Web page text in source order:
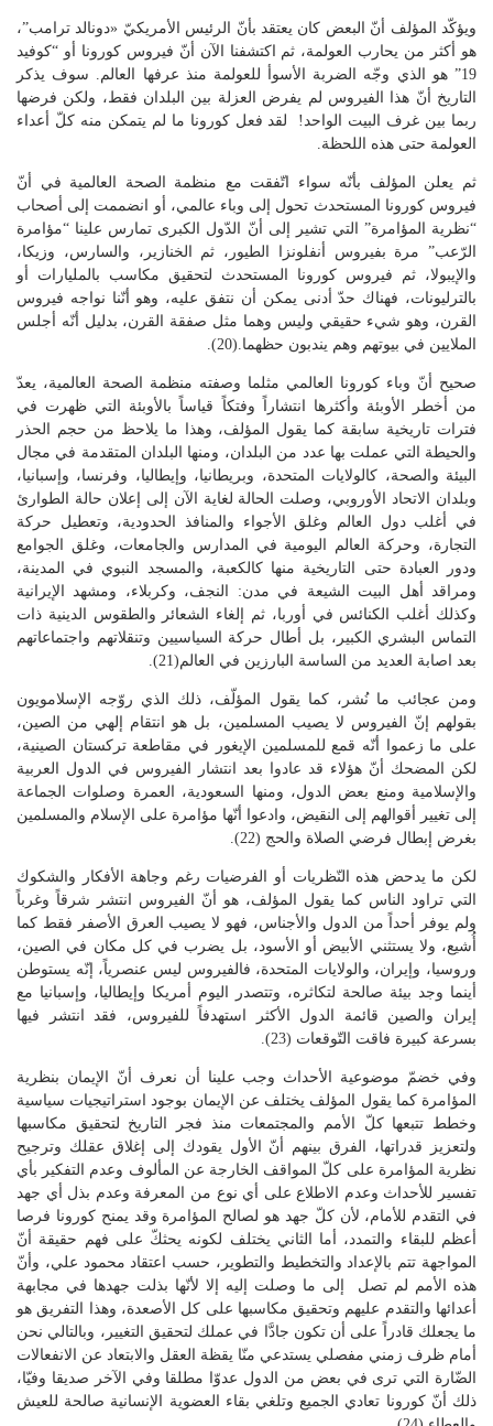
ويؤكّد المؤلف أنّ البعض كان يعتقد بأنّ الرئيس الأمريكيّ «دونالد ترامب”،
هو أكثر من يحارب العولمة، ثم اكتشفنا الآن أنّ فيروس كورونا أو “كوفيد
19” هو الذي وجّه الضربة الأسوأ للعولمة منذ عرفها العالم. سوف يذكر
التاريخ أنّ هذا الفيروس لم يفرض العزلة بين البلدان فقط، ولكن فرضها
ربما بين غرف البيت الواحد! لقد فعل كورونا ما لم يتمكن منه كلّ أعداء
العولمة حتى هذه اللحظة.
ثم يعلن المؤلف بأنّه سواء اتّفقت مع منظمة الصحة العالمية في أنّ
فيروس كورونا المستحدث تحول إلى وباء عالمي، أو انضممت إلى أصحاب
“نظرية المؤامرة” التي تشير إلى أنّ الدّول الكبرى تمارس علينا “مؤامرة
الرّعب” مرة بفيروس أنفلونزا الطيور، ثم الخنازير، والسارس، وزيكا،
والإيبولا، ثم فيروس كورونا المستحدث لتحقيق مكاسب بالمليارات أو
بالترليونات، فهناك حدّ أدنى يمكن أن نتفق عليه، وهو أنّنا نواجه فيروس
القرن، وهو شيء حقيقي وليس وهما مثل صفقة القرن، بدليل أنّه أجلس
الملايين في بيوتهم وهم يندبون حظهما.(20).
صحيح أنّ وباء كورونا العالمي مثلما وصفته منظمة الصحة العالمية، يعدّ
من أخطر الأوبئة وأكثرها انتشاراً وفتكاً قياساً بالأوبئة التي ظهرت في
فترات تاريخية سابقة كما يقول المؤلف، وهذا ما يلاحظ من حجم الحذر
والحيطة التي عملت بها عدد من البلدان، ومنها البلدان المتقدمة في مجال
البيئة والصحة، كالولايات المتحدة، وبريطانيا، وإيطاليا، وفرنسا، وإسبانيا،
وبلدان الاتحاد الأوروبي، وصلت الحالة لغاية الآن إلى إعلان حالة الطوارئ
في أغلب دول العالم وغلق الأجواء والمنافذ الحدودية، وتعطيل حركة
التجارة، وحركة العالم اليومية في المدارس والجامعات، وغلق الجوامع
ودور العبادة حتى التاريخية منها كالكعبة، والمسجد النبوي في المدينة،
ومراقد أهل البيت الشيعة في مدن: النجف، وكربلاء، ومشهد الإيرانية
وكذلك أغلب الكنائس في أوربا، ثم إلغاء الشعائر والطقوس الدينية ذات
التماس البشري الكبير، بل أطال حركة السياسيين وتنقلاتهم واجتماعاتهم
بعد اصابة العديد من الساسة البارزين في العالم(21).
ومن عجائب ما نُشر، كما يقول المؤلّف، ذلك الذي روّجه الإسلامويون
بقولهم إنّ الفيروس لا يصيب المسلمين، بل هو انتقام إلهي من الصين،
على ما زعموا أنّه قمع للمسلمين الإيغور في مقاطعة تركستان الصينية،
لكن المضحك أنّ هؤلاء قد عادوا بعد انتشار الفيروس في الدول العربية
والإسلامية ومنع بعض الدول، ومنها السعودية، العمرة وصلوات الجماعة
إلى تغيير أقوالهم إلى النقيض، وادعوا أنّها مؤامرة على الإسلام والمسلمين
بغرض إبطال فرضي الصلاة والحج (22).
لكن ما يدحض هذه النّظريات أو الفرضيات رغم وجاهة الأفكار والشكوك
التي تراود الناس كما يقول المؤلف، هو أنّ الفيروس انتشر شرقاً وغرباً
ولم يوفر أحداً من الدول والأجناس، فهو لا يصيب العرق الأصفر فقط كما
أُشيع، ولا يستثني الأبيض أو الأسود، بل يضرب في كل مكان في الصين،
وروسيا، وإيران، والولايات المتحدة، فالفيروس ليس عنصرياً، إنّه يستوطن
أينما وجد بيئة صالحة لتكاثره، وتتصدر اليوم أمريكا وإيطاليا، وإسبانيا مع
إيران والصين قائمة الدول الأكثر استهدفاً للفيروس، فقد انتشر فيها
بسرعة كبيرة فاقت التّوقعات (23).
وفي خضمّ موضوعية الأحداث وجب علينا أن نعرف أنّ الإيمان بنظرية
المؤامرة كما يقول المؤلف يختلف عن الإيمان بوجود استراتيجيات سياسية
وخطط تتبعها كلّ الأمم والمجتمعات منذ فجر التاريخ لتحقيق مكاسبها
ولتعزيز قدراتها، الفرق بينهم أنّ الأول يقودك إلى إغلاق عقلك وترجيح
نظرية المؤامرة على كلّ المواقف الخارجة عن المألوف وعدم التفكير بأي
تفسير للأحداث وعدم الاطلاع على أي نوع من المعرفة وعدم بذل أي جهد
في التقدم للأمام، لأن كلّ جهد هو لصالح المؤامرة وقد يمنح كورونا فرصا
أعظم للبقاء والتمدد، أما الثاني يختلف لكونه يحثكّ على فهم حقيقة أنّ
المواجهة تتم بالإعداد والتخطيط والتطوير، حسب اعتقاد محمود علي، وأنّ
هذه الأمم لم تصل إلى ما وصلت إليه إلا لأنّها بذلت جهدها في مجابهة
أعدائها والتقدم عليهم وتحقيق مكاسبها على كل الأصعدة، وهذا التفريق هو
ما يجعلك قادراً على أن تكون جادَّا في عملك لتحقيق التغيير، وبالتالي نحن
أمام ظرف زمني مفصلي يستدعي منّا يقظة العقل والابتعاد عن الانفعالات
الضّارة التي ترى في بعض من الدول عدوّا مطلقا وفي الآخر صديقا وفيّا،
ذلك أنّ كورونا تعادي الجميع وتلغي بقاء العضوية الإنسانية صالحة للعيش